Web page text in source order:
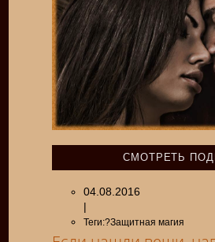
СМОТРЕТЬ
04.08.2016
|
Теги:?Защитная магия